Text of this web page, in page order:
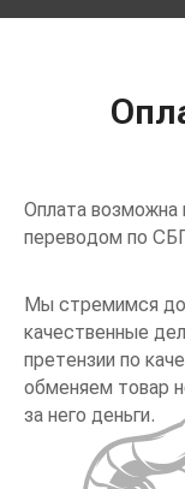
Оплата возможна
переводом по
Мы стремимся
качественные
претензии по
обменяем товар
за него деньги.